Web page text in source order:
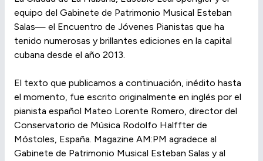
equipo del Gabinete de Patrimonio Musical Esteban
Salas— el Encuentro de Jóvenes Pianistas que ha
tenido numerosas y brillantes ediciones en la capital
cubana desde el año 2013.
El texto que publicamos a continuación, inédito hasta
el momento, fue escrito originalmente en inglés por el
pianista español Mateo Lorente Romero, director del
Conservatorio de Música Rodolfo Halffter de
Móstoles, España. Magazine AM:PM agradece al
Gabinete de Patrimonio Musical Esteban Salas y al